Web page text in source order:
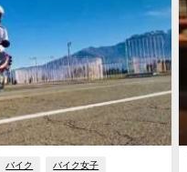
バイク バイク女子